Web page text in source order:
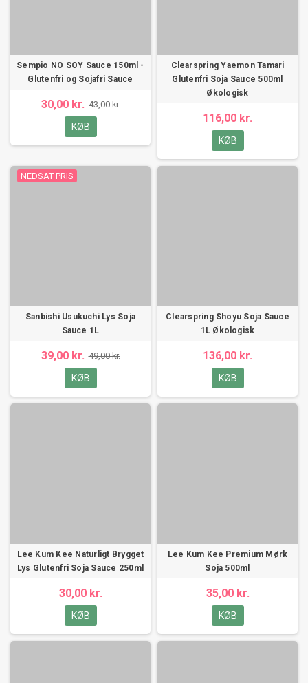
Sempio NO SOY Sauce 150ml -
Glutenfri og Sojafri Sauce
30,00 kr. 43,00 kr.
KØB
Clearspring Yaemon Tamari
Glutenfri Soja Sauce 500ml
Økologisk
116,00 kr.
KØB
NEDSAT PRIS
Sanbishi Usukuchi Lys Soja
Sauce 1L
39,00 kr. 49,00 kr.
KØB
Clearspring Shoyu Soja Sauce
1L Økologisk
136,00 kr.
KØB
Lee Kum Kee Naturligt Brygget
Lys Glutenfri Soja Sauce 250ml
30,00 kr.
KØB
Lee Kum Kee Premium Mørk
Soja 500ml
35,00 kr.
KØB